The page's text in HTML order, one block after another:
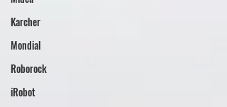
Karcher
Mondial
Roborock
iRobot